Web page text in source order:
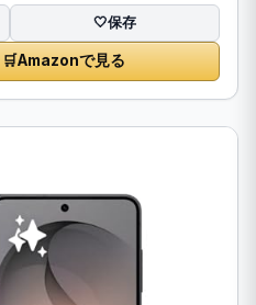
🤍保存
🛒Amazonで見る